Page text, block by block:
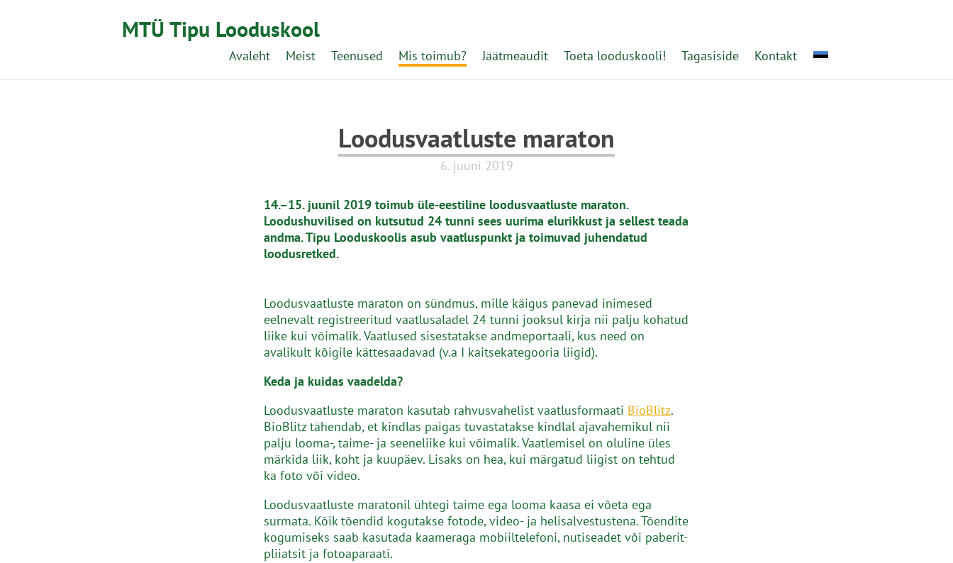
MTÜ Tipu Looduskool
Avaleht Meist Teenused Mis toimub? Jäätmeaudit Toeta looduskooli! Tagasiside Kontakt
Loodusvaatluste maraton
6. juuni 2019
14.–15. juunil 2019 toimub üle-eestiline loodusvaatluste maraton.
Loodushuvilised on kutsutud 24 tunni sees uurima elurikkust ja sellest teada
andma.Tipu Looduskoolis asub vaatluspunkt ja toimuvad juhendatud
loodusretked.
Loodusvaatluste maraton on sündmus, mille käigus panevad inimesed
eelnevalt registreeritud vaatlusaladel 24 tunni jooksul kirja nii palju kohatud
liike kui võimalik. Vaatlused sisestatakse andmeportaali, kus need on
avalikult kõigile kättesaadavad (v.a I kaitsekategooria liigid).
Keda ja kuidas vaadelda?
Loodusvaatluste maraton kasutab rahvusvahelist vaatlusformaati BioBlitz.
BioBlitz tähendab, et kindlas paigas tuvastatakse kindlal ajavahemikul nii
palju looma-, taime- ja seeneliike kui võimalik. Vaatlemisel on oluline üles
märkida liik, koht ja kuupäev. Lisaks on hea, kui märgatud liigist on tehtud
ka foto või video.
Loodusvaatluste maratonil ühtegi taime ega looma kaasa ei võeta ega
surmata. Kõik tõendid kogutakse fotode, video- ja helisalvestustena. Tõendite
kogumiseks saab kasutada kaameraga mobiiltelefoni, nutiseadet või paberit-
pliiatsit ja fotoaparaati.